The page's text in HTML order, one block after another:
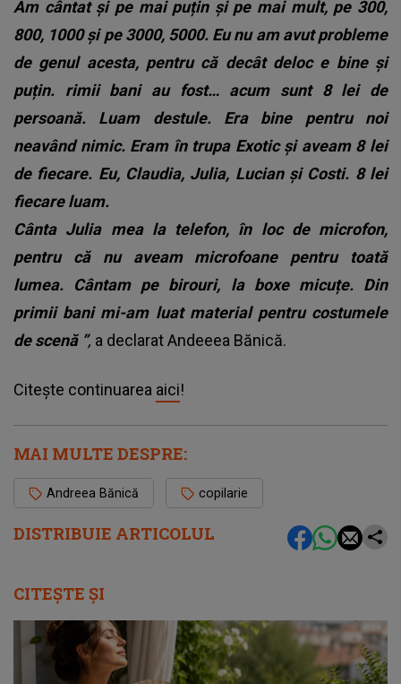
DISTRIBUIE ARTICOLUL
Am cântat și pe mai puțin și pe mai mult, pe 300,
800, 1000 și pe 3000, 5000. Eu nu am avut probleme
de genul acesta, pentru că decât deloc e bine și
puțin. rimii bani au fost… acum sunt 8 lei de
persoană. Luam destule. Era bine pentru noi
neavând nimic. Eram în trupa Exotic și aveam 8 lei
de fiecare. Eu, Claudia, Julia, Lucian și Costi. 8 lei
fiecare luam.
Cânta Julia mea la telefon, în loc de microfon,
pentru că nu aveam microfoane pentru toată
lumea. Cântam pe birouri, la boxe micuțe. Din
primii bani mi-am luat material pentru costumele
de scenă ”, a declarat Andeeea Bănică.
Citește continuarea aici!
MAI MULTE DESPRE:
Andreea Bănică copilarie
CITEȘTE ȘI